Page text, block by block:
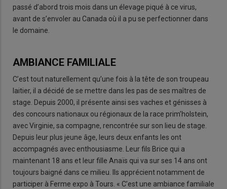
passé d’abord trois mois dans un élevage piqué à ce virus,
avant de s’envoler au Canada où il a pu se perfectionner dans
le domaine.
AMBIANCE FAMILIALE
C’est tout naturellement qu’une fois à la tête de son troupeau
laitier, il a décidé de se mettre dans les pas de ses maîtres de
stage. Depuis 2000, il présente ainsi ses vaches et génisses à
des concours nationaux ou régionaux de la race prim’holstein,
avec Virginie, sa compagne, rencontrée sur son lieu de stage.
Depuis leur plus jeune âge, leurs deux enfants les ont
accompagnés avec enthousiasme. Leur fils Brice qui a
maintenant 18 ans et leur fille Anaïs qui va sur ses 14 ans ont
toujours baigné dans ce milieu. Ils apprécient notamment de
participer à Ferme expo à Tours. « C’est une ambiance familiale